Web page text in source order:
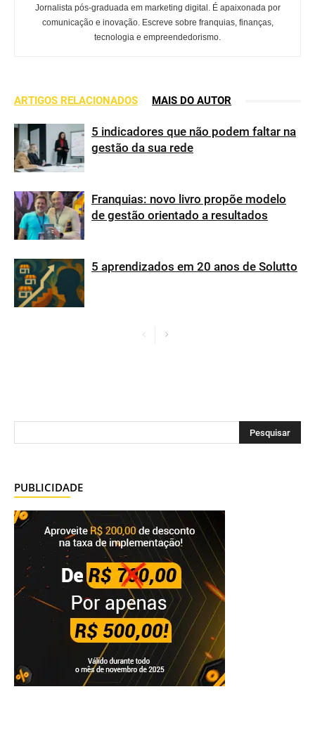
Jornalista pós-graduada em marketing digital. É apaixonada por
comunicação e inovação. Escreve sobre franquias, finanças,
tecnologia e empreendedorismo.
ARTIGOS RELACIONADOS MAIS DO AUTOR
5 indicadores que não podem faltar na
gestão da sua rede
Franquias: novo livro propõe modelo
de gestão orientado a resultados
5 aprendizados em 20 anos de Solutto
PUBLICIDADE